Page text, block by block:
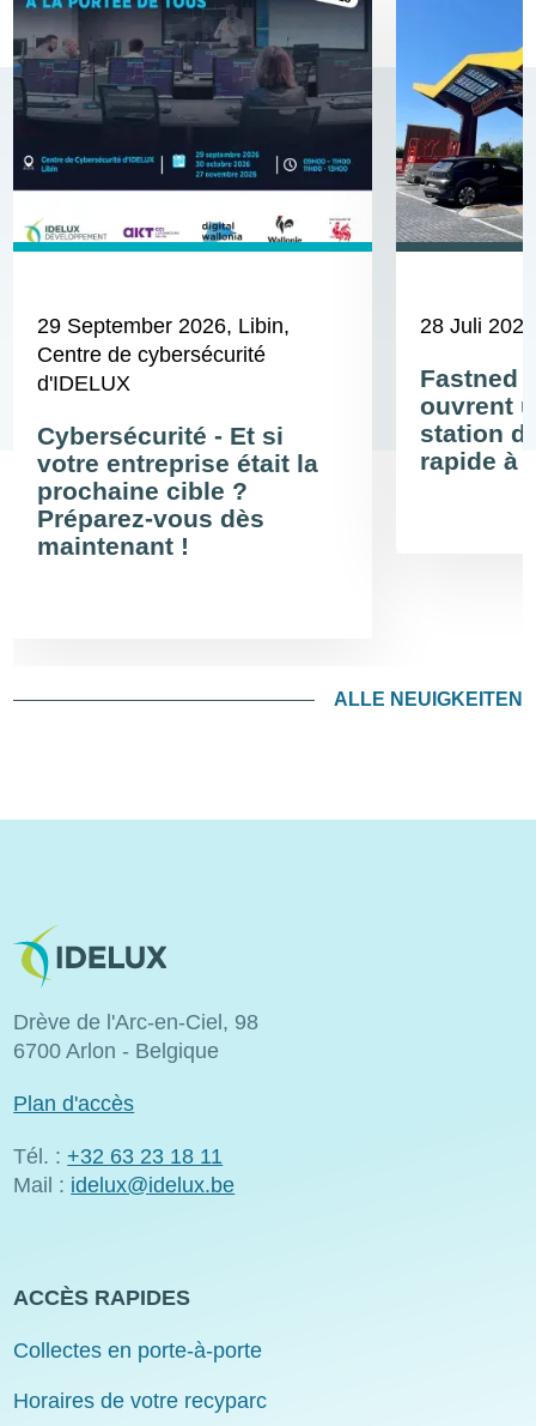
29 September 2026, Libin,
Centre de cybersécurité
d'IDELUX
Cybersécurité - Et si
votre entreprise était la
prochaine cible ?
Préparez-vous dès
maintenant !
28 Juli 2026
Fastned
ouvrent
station
rapide à
ALLE NEUIGKEITEN
Bild
Drève de l'Arc-en-Ciel, 98
6700 Arlon - Belgique
Plan d'accès
Tél. : +32 63 23 18 11
Mail : idelux@idelux.be
ACCÈS RAPIDES
Collectes en porte-à-porte
Horaires de votre recyparc